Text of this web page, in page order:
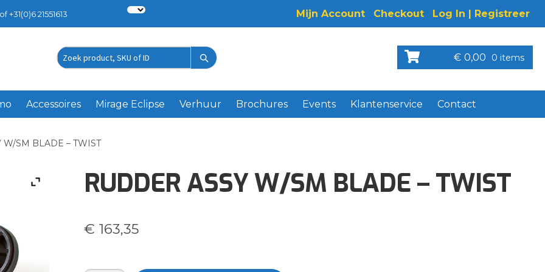
+31(0)6 21551613 Mijn Account Checkout Log In | Registreer
Zoek
€ 0,00 0 items
Accessoires Mirage Eclipse Verhuur Brochures Events Klantenservice Contact
W/SM BLADE – TWIST
RUDDER ASSY W/SM BLADE – TWIST
€ 163,35